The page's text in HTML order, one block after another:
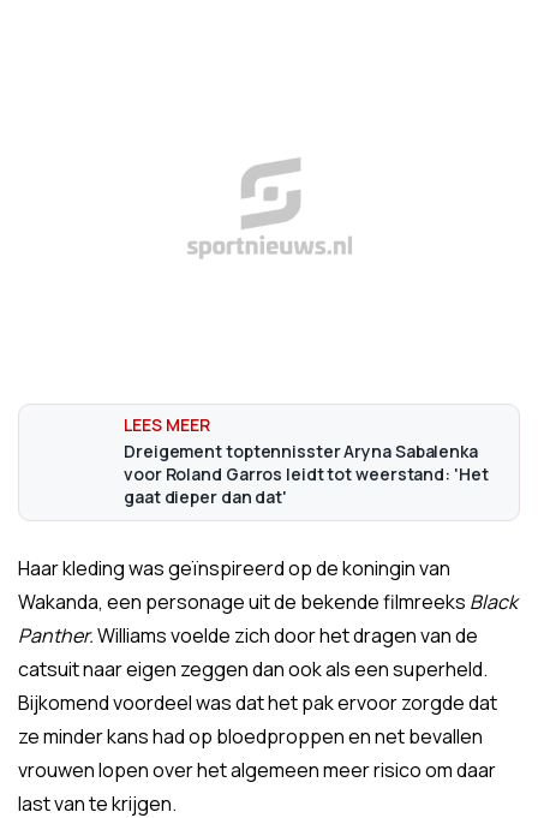
Dreigement toptennisster Aryna Sabalenka
voor Roland Garros leidt tot weerstand: 'Het
gaat dieper dan dat'
Haar kleding was geïnspireerd op de koningin van
Wakanda, een personage uit de bekende filmreeks Black
Panther.Williams voelde zich door het dragen van de
catsuit naar eigen zeggen dan ook als een superheld.
Bijkomend voordeel was dat het pak ervoor zorgde dat
ze minder kans had op bloedproppen en net bevallen
vrouwen lopen over het algemeen meer risico om daar
last van te krijgen.